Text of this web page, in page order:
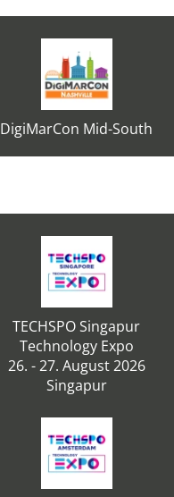
DigiMarCon Mid-South
TECHSPO Singapur
Technology Expo
26. - 27. August 2026
Singapur